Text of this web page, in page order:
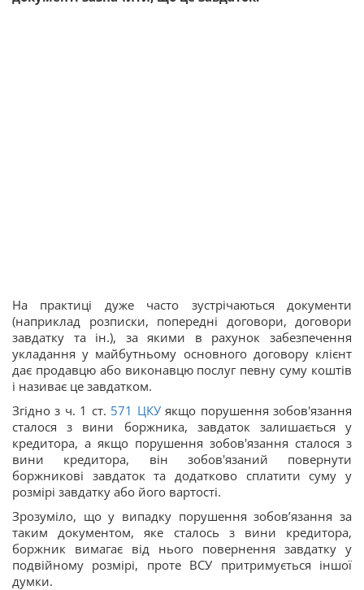
На практиці дуже часто зустрічаються документи
(наприклад розписки, попередні договори, договори
завдатку та ін.), за якими в рахунок забезпечення
укладання у майбутньому основного договору клієнт
дає продавцю або виконавцю послуг певну суму коштів
і називає це завдатком.
Згідно з ч. 1 ст. 571 ЦКУякщо порушення зобов'язання
сталося з вини боржника, завдаток залишається у
кредитора, а якщо порушення зобов'язання сталося з
вини кредитора, він зобов'язаний повернути
боржникові завдаток та додатково сплатити суму у
розмірі завдатку або його вартості.
Зрозуміло, що у випадку порушення зобов’язання за
таким документом, яке сталось з вини кредитора,
боржник вимагає від нього повернення завдатку у
подвійному розмірі, проте ВСУ притримується іншої
думки.